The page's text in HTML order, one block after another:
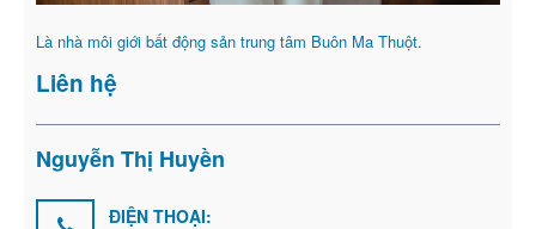
Là nhà môi giới bất động sản trung tâm Buôn Ma Thuột.
Liên hệ
Nguyễn Thị Huyền
ĐIỆN THOẠI: